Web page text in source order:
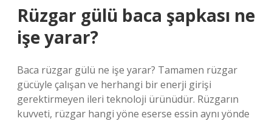
Rüzgar gülü baca şapkası ne
işe yarar?
Baca rüzgar gülü ne işe yarar? Tamamen rüzgar
gücüyle çalışan ve herhangi bir enerji girişi
gerektirmeyen ileri teknoloji ürünüdür. Rüzgarın
kuvveti, rüzgar hangi yöne eserse essin aynı yönde